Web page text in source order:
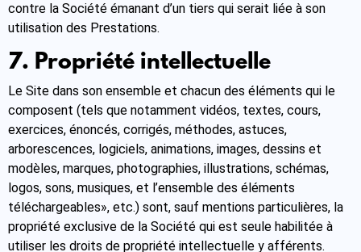
contre la Société émanant d’un tiers qui serait liée à son
utilisation des Prestations.
7. Propriété intellectuelle
Le Site dans son ensemble et chacun des éléments qui le
composent (tels que notamment vidéos, textes, cours,
exercices, énoncés, corrigés, méthodes, astuces,
arborescences, logiciels, animations, images, dessins et
modèles, marques, photographies, illustrations, schémas,
logos, sons, musiques, et l’ensemble des éléments
téléchargeables», etc.) sont, sauf mentions particulières, la
propriété exclusive de la Société qui est seule habilitée à
utiliser les droits de propriété intellectuelle y afférents.